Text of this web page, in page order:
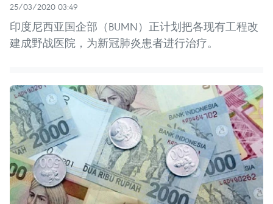
25/03/2020 03:49
印度尼西亚国企部（BUMN）正计划把各现有工程改
建成野战医院，为新冠肺炎患者进行治疗。